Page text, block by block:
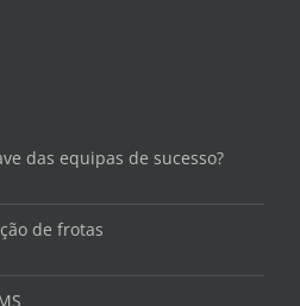
das equipas de sucesso?
de frotas